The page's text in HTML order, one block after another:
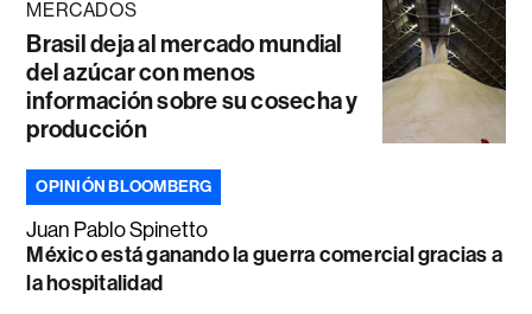
MERCADOS
Brasil deja al mercado mundial
del azúcar con menos
información sobre su cosecha y
producción
OPINIÓN BLOOMBERG
Juan Pablo Spinetto
México está ganando la guerra comercial gracias a
la hospitalidad